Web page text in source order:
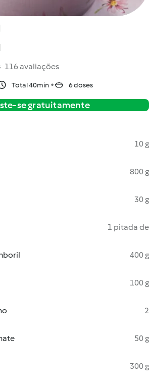
116 avaliações
Total 40min 6 doses
se gratuitamente
10 g
800 g
30 g
1 pitada de
400 g
100 g
2
50 g
300 g